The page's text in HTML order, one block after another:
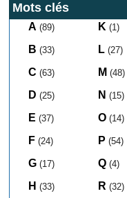
Mots clés
A (89)
B (33)
C (63)
D (25)
E (37)
F (24)
G (17)
H (33)
K (1)
L (27)
M (48)
N (15)
O (14)
P (54)
Q (4)
R (32)